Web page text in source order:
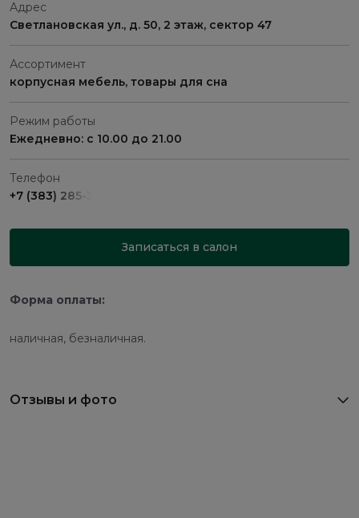
Адрес
Светлановская ул., д. 50, 2 этаж, сектор 47
Ассортимент
корпусная мебель, товары для сна
Режим работы
Ежедневно: с 10.00 до 21.00
Телефон
+7 (383) 285-31-49
Записаться в салон
Форма оплаты:
наличная, безналичная.
Отзывы и фото